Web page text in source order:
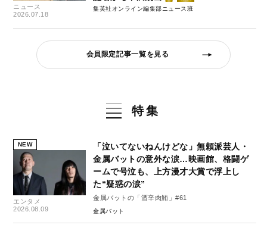
ニュース
2026.07.18
集英社オンライン編集部ニュース班
会員限定記事一覧を見る
特集
NEW
エンタメ
2026.08.09
「泣いてないねんけどな」無頼派芸人・
金属バットの意外な涙…映画館、格闘ゲ
ームで号泣も、上方漫才大賞で浮上し
た“疑惑の涙”
金属バットの「酒辛肉鮪」#61
金属バット